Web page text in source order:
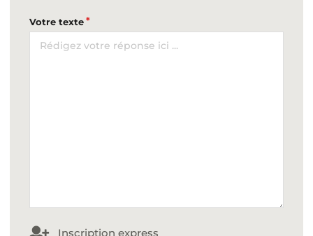
Votre texte
Inscription express